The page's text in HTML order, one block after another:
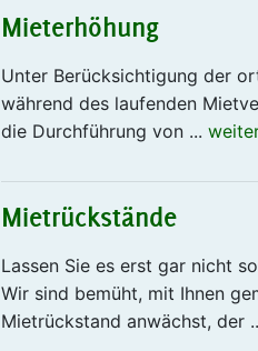
Mieterhöhung
Unter Berücksichtigung der
während des laufenden
die Durchführung von ...
Mietrückstände
Lassen Sie es erst gar nicht
Wir sind bemüht, mit Ihnen
Mietrückstand anwächst, der